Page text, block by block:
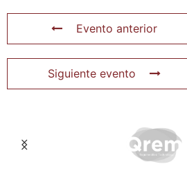
Evento anterior
Siguiente evento